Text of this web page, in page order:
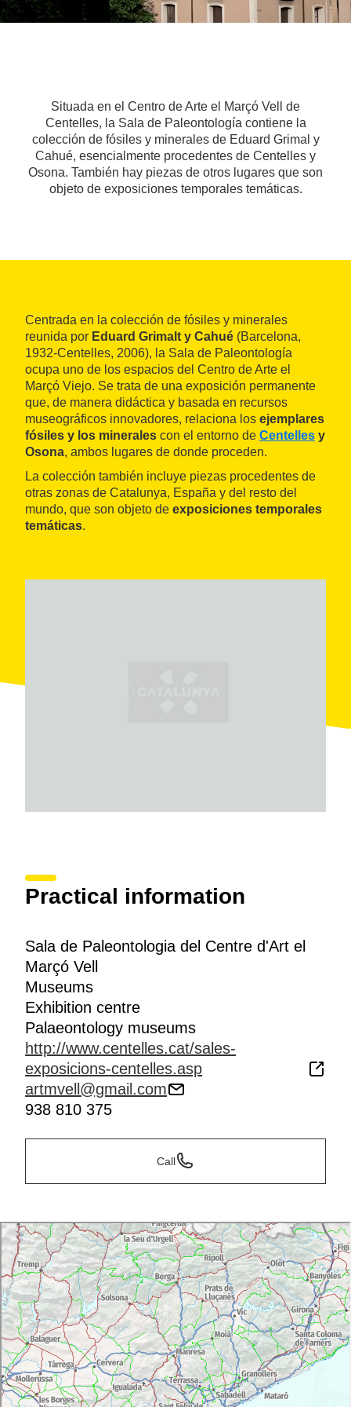
Situada en el Centro de Arte el Marçó Vell de
Centelles, la Sala de Paleontología contiene la
colección de fósiles y minerales de Eduard Grimal y
Cahué, esencialmente procedentes de Centelles y
Osona. También hay piezas de otros lugares que son
objeto de exposiciones temporales temáticas.
Centrada en la colección de fósiles y minerales
reunida por Eduard Grimalt y Cahué (Barcelona,
1932-Centelles, 2006), la Sala de Paleontología
ocupa uno de los espacios del Centro de Arte el
Marçó Viejo. Se trata de una exposición permanente
que, de manera didáctica y basada en recursos
museográficos innovadores, relaciona los ejemplares
fósiles y los minerales con el entorno de Centelles y
Osona, ambos lugares de donde proceden.
La colección también incluye piezas procedentes de
otras zonas de Catalunya, España y del resto del
mundo, que son objeto de exposiciones temporales
temáticas.
Practical information
Sala de Paleontologia del Centre d'Art el
Marçó Vell
Museums
Exhibition centre
Palaeontology museums
http://www.centelles.cat/sales-
exposicions-centelles.asp
artmvell@gmail.com
938 810 375
Call